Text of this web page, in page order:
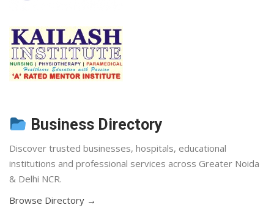
Business Directory
Discover trusted businesses, hospitals, educational
institutions and professional services across Greater Noida
& Delhi NCR.
Browse Directory →